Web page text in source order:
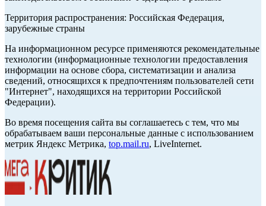
Территория распространения: Российская Федерация,
зарубежные страны
На информационном ресурсе применяются рекомендательные
технологии (информационные технологии предоставления
информации на основе сбора, систематизации и анализа
сведений, относящихся к предпочтениям пользователей сети
"Интернет", находящихся на территории Российской
Федерации).
Во время посещения сайта вы соглашаетесь с тем, что мы
обрабатываем ваши персональные данные с использованием
метрик Яндекс Метрика, top.mail.ru, LiveInternet.